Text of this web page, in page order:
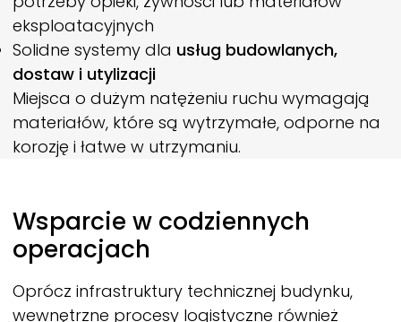
eksploatacyjnych
Solidne systemy dla usług budowlanych,
dostaw i utylizacji
Miejsca o dużym natężeniu ruchu wymagają
materiałów, które są wytrzymałe, odporne na
korozję i łatwe w utrzymaniu.
Wsparcie w codziennych
operacjach
Oprócz infrastruktury technicznej budynku,
wewnętrzne procesy logistyczne również